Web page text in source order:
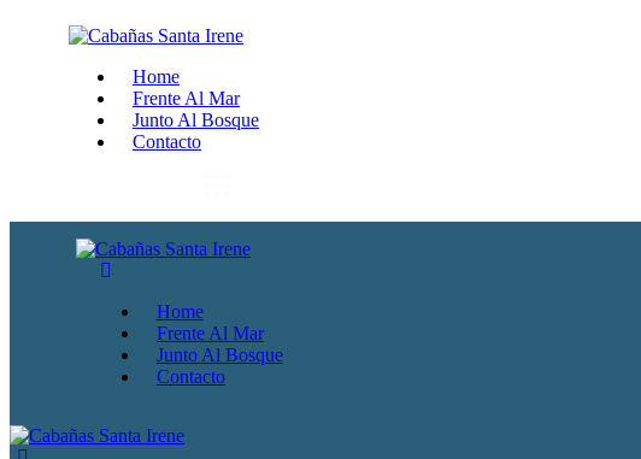
Home
Frente Al Mar
Junto Al Bosque
Contacto
Home
Frente Al Mar
Junto Al Bosque
Contacto